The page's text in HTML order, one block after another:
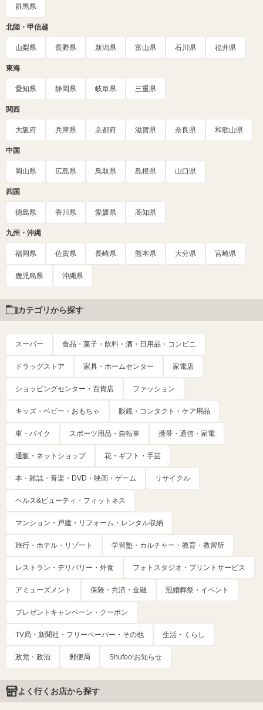
群馬県
北陸・甲信越
山梨県 長野県 新潟県 富山県 石川県 福井県
東海
愛知県 静岡県 岐阜県 三重県
関西
大阪府 兵庫県 京都府 滋賀県 奈良県 和歌山県
中国
岡山県 広島県 鳥取県 島根県 山口県
四国
徳島県 香川県 愛媛県 高知県
九州・沖縄
福岡県 佐賀県 長崎県 熊本県 大分県 宮崎県
鹿児島県 沖縄県
カテゴリから探す
スーパー 食品・菓子・飲料・酒・日用品・コンビニ
ドラッグストア 家具・ホームセンター 家電店
ショッピングセンター・百貨店 ファッション
キッズ・ベビー・おもちゃ 眼鏡・コンタクト・ケア用品
車・バイク スポーツ用品・自転車 携帯・通信・家電
通販・ネットショップ 花・ギフト・手芸
本・雑誌・音楽・DVD・映画・ゲーム リサイクル
ヘルス&ビューティ・フィットネス
マンション・戸建・リフォーム・レンタル収納
旅行・ホテル・リゾート 学習塾・カルチャー・教育・教習所
レストラン・デリバリー・外食 フォトスタジオ・プリントサービス
アミューズメント 保険・共済・金融 冠婚葬祭・イベント
プレゼントキャンペーン・クーポン
TV局・新聞社・フリーペーパー・その他 生活・くらし
政党・政治 郵便局 Shufoo!お知らせ
よく行くお店から探す